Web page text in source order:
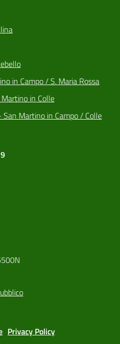
in Campo / S. Maria Rossa
in Colle
Martino in Campo / Colle
Privacy Policy